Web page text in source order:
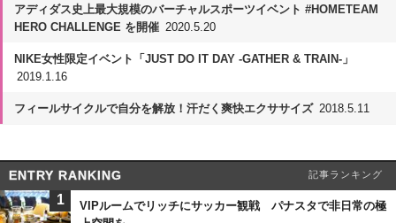
アディダス史上最大規模のバーチャルスポーツイベント #HOMETEAM
HERO CHALLENGE を開催 2020.5.20
NIKE女性限定イベント「JUST DO IT DAY -GATHER & TRAIN-」
2019.1.16
フィールサイクルで自分を解放！汗だく爽快エクササイズ 2018.5.11
ENTRY RANKING 記事ランキング
1
VIPルームでリッチにサッカー観戦 パナスタで非日常の極